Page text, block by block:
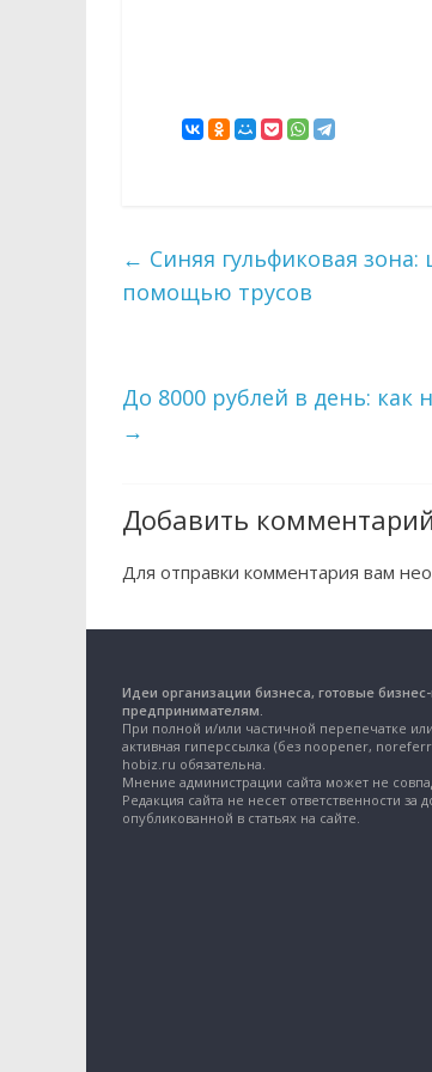
← Синяя гульфиковая
помощью трусов
До 8000 рублей в день: как
→
Добавить комментарий
Для отправки комментария вам
Идеи организации бизнеса, готовые
предпринимателям.
При полной и/или частичной перепечатке
активная гиперссылка (без noopener,
hobiz.ru обязательна.
Мнение администрации сайта может не
Редакция сайта не несет ответственности
опубликованной в статьях на сайте.